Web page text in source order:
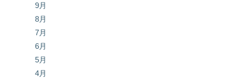
9月
8月
7月
6月
5月
4月